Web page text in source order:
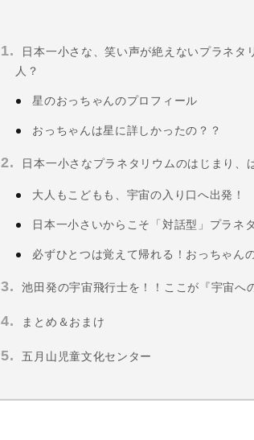
日本一小さな、笑い声が絶えないプラネタ
人？
星のおっちゃんのプロフィール
おっちゃんは星に詳しかったの？？
日本一小さなプラネタリウムのはじまり
大人もこどもも、宇宙の入り口へ出発！
日本一小さいからこそ「対話型」プラネ
必ずひとつは覚えて帰れる！おっちゃん
池田発の宇宙飛行士を！！ここが『宇宙へ
まとめ＆おまけ
五月山児童文化センター